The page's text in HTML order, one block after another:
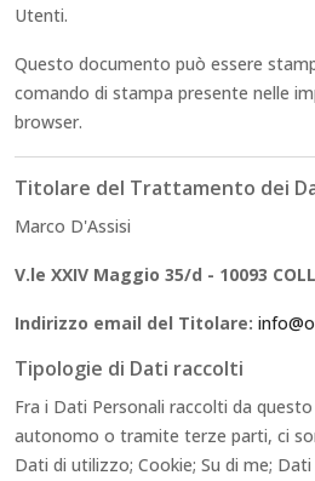
Utenti.
Questo documento può essere
comando di stampa presente nelle
browser.
Titolare del Trattamento dei
Marco D'Assisi
V.le XXIV Maggio 35/d - 10093
Indirizzo email del Titolare:
Tipologie di Dati raccolti
Fra i Dati Personali raccolti da
autonomo o tramite terze parti, ci
Dati di utilizzo; Cookie; Su di me;